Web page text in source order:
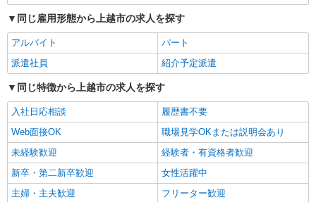
パート
高田ケアセンターそよ風：RO10191
ショートステイ 介護スタッフ
【時給】1,250円〜1,500円 ▼給与詳細 処遇改
善手当：200〜200円/時 ▼下記別途支給 通勤手当
年末年始手当：380円/時 寸志あり：年2回（6月・
12月） ※業績による ※処遇改善手当は試用期間
中(3ヶ月)は支給なし
詳細を見る
契約社員
上越ケアセンターそよ風：RO17601
デイサービス 介護スタッフ
同じ雇用形態から上越市の求人を探す
アルバイト
パート
派遣社員
紹介予定派遣
同じ特徴から上越市の求人を探す
入社日応相談
履歴書不要
Web面接OK
職場見学OKまたは説明会あり
未経験歓迎
経験者・有資格者歓迎
新卒・第二新卒歓迎
女性活躍中
主婦・主夫歓迎
フリーター歓迎